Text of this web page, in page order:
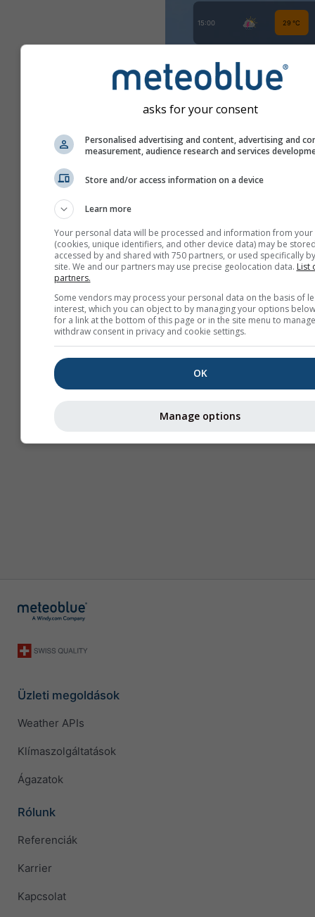
További információ
Üzleti megoldások
Weather APIs
Klímaszolgáltatások
Ágazatok
Rólunk
Referenciák
Karrier
Kapcsolat
asks for your consent
Personalised advertising and content, advertising and
measurement, audience research and services
Store and/or access information on a device
Learn more
Your personal data will be processed and information from your
(cookies, unique identifiers, and other device data) may be
accessed by and shared with 750 partners, or used specifically
site. We and our partners may use precise geolocation data. List
partners.
Some vendors may process your personal data on the basis of
interest, which you can object to by managing your options
for a link at the bottom of this page or in the site menu to
withdraw consent in privacy and cookie settings.
OK
Manage options